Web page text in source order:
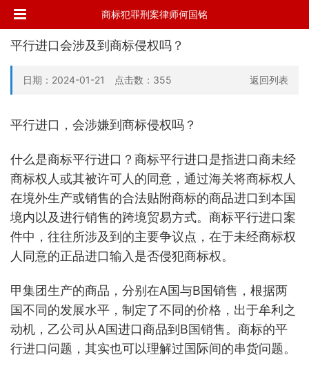
商标犯罪刑案律师何国铭
平行进口会涉及到商标侵权吗？
日期：2024-01-21 点击数：355 返回列表
平行进口，会涉嫌到商标侵权吗？
什么是商标平行进口？商标平行进口是指进口商未经
商标权人或其被许可人的同意，通过海关将商标权人
在境外生产或销售的合法贴附商标的商品进口到本国
境内以及进行销售的跨境贸易方式。商标平行进口案
件中，往往所涉及到的主要争议点，在于未经商标权
人同意的正品进口输入是否侵犯商标权。
甲集团生产的商品，分别在A国与B国销售，根据两
国不同的发展水平，制定了不同的价格，出于牟利之
动机，乙公司从A国进口商品到B国销售。商标的平
行进口问题，其实也可以理解过国际间的串货问题。